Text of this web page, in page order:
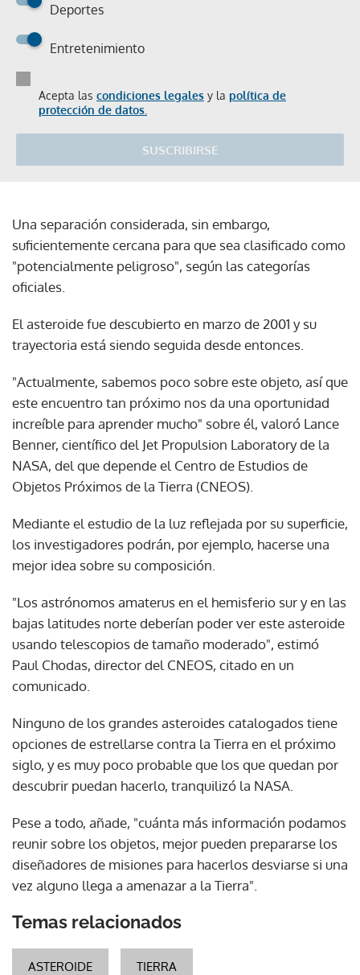
Deportes
Entretenimiento
Acepta las condiciones legales y la política de
protección de datos.
SUSCRIBIRSE
Una separación considerada, sin embargo,
suficientemente cercana para que sea clasificado como
"potencialmente peligroso", según las categorías
oficiales.
El asteroide fue descubierto en marzo de 2001 y su
trayectoria está siendo seguida desde entonces.
"Actualmente, sabemos poco sobre este objeto, así que
este encuentro tan próximo nos da una oportunidad
increíble para aprender mucho" sobre él, valoró Lance
Benner, científico del Jet Propulsion Laboratory de la
NASA, del que depende el Centro de Estudios de
Objetos Próximos de la Tierra (CNEOS).
Mediante el estudio de la luz reflejada por su superficie,
los investigadores podrán, por ejemplo, hacerse una
mejor idea sobre su composición.
"Los astrónomos amaterus en el hemisferio sur y en las
bajas latitudes norte deberían poder ver este asteroide
usando telescopios de tamaño moderado", estimó
Paul Chodas, director del CNEOS, citado en un
comunicado.
Ninguno de los grandes asteroides catalogados tiene
opciones de estrellarse contra la Tierra en el próximo
siglo, y es muy poco probable que los que quedan por
descubrir puedan hacerlo, tranquilizó la NASA.
Pese a todo, añade, "cuánta más información podamos
reunir sobre los objetos, mejor pueden prepararse los
diseñadores de misiones para hacerlos desviarse si una
vez alguno llega a amenazar a la Tierra".
Temas relacionados
ASTEROIDE TIERRA